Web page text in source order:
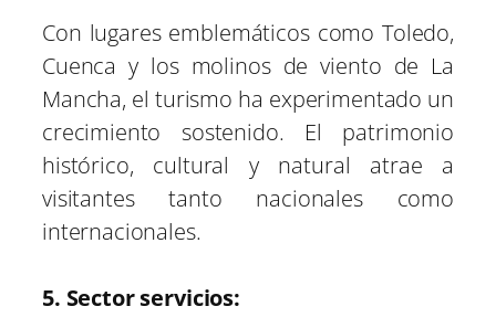
Con lugares emblemáticos como Toledo,
Cuenca y los molinos de viento de La
Mancha, el turismo ha experimentado un
crecimiento sostenido. El patrimonio
histórico, cultural y natural atrae a
visitantes tanto nacionales como
internacionales.
5. Sector servicios: